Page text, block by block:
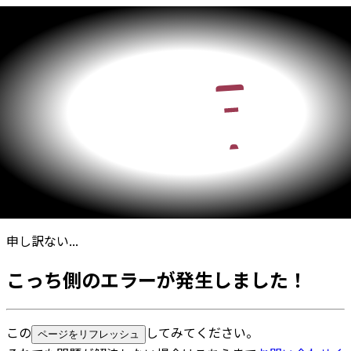
申し訳ない...
こっち側のエラーが発生しました！
この ページをリフレッシュ
してみてください。